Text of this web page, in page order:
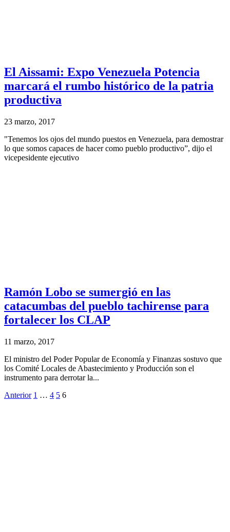
El Aissami: Expo Venezuela Potencia
marcará el rumbo histórico de la patria
productiva
23 marzo, 2017
"Tenemos los ojos del mundo puestos en Venezuela, para demostrar
lo que somos capaces de hacer como pueblo productivo”, dijo el
vicepesidente ejecutivo
Ramón Lobo se sumergió en las
catacumbas del pueblo tachirense para
fortalecer los CLAP
11 marzo, 2017
El ministro del Poder Popular de Economía y Finanzas sostuvo que
los Comité Locales de Abastecimiento y Producción son el
instrumento para derrotar la...
Anterior 1 … 4 5 6